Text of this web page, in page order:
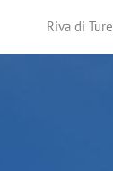
Riva di